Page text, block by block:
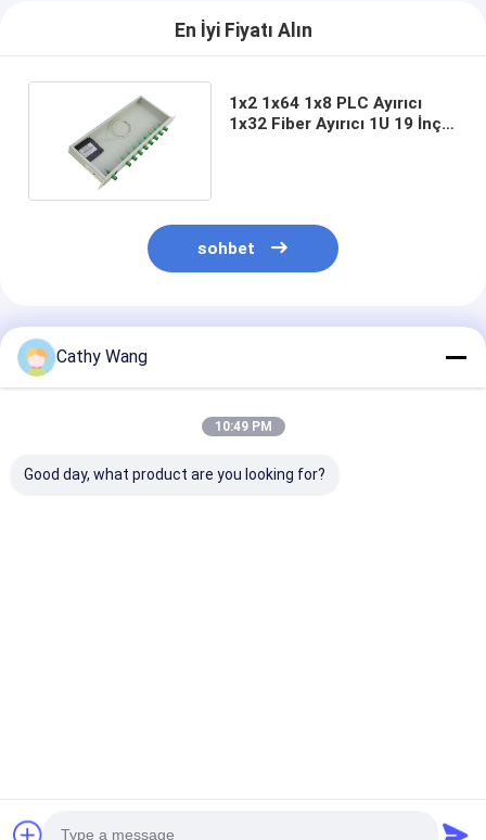
En İyi Fiyatı Alın
1x2 1x64 1x8 PLC Ayırıcı
1x32 Fiber Ayırıcı 1U 19 İnç
sohbet
Önerilen Ürünler
Cathy Wang
10:49 PM
Good day, what product are you looking for?